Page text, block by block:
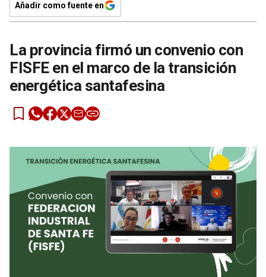
Añadir como fuente en
La provincia firmó un convenio con
FISFE en el marco de la transición
energética santafesina